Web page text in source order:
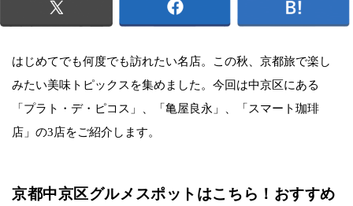
はじめてでも何度でも訪れたい名店。この秋、京都旅で楽し
みたい美味トピックスを集めました。今回は中京区にある
「プラト・デ・ピコス」、「亀屋良永」、「スマート珈琲
店」の3店をご紹介します。
京都中京区グルメスポットはこちら！おすすめ